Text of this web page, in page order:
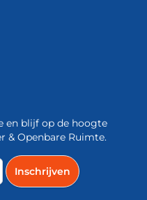
en blijf op de hoogte
& Openbare Ruimte.